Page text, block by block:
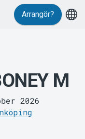
Arrangör?
M
2026